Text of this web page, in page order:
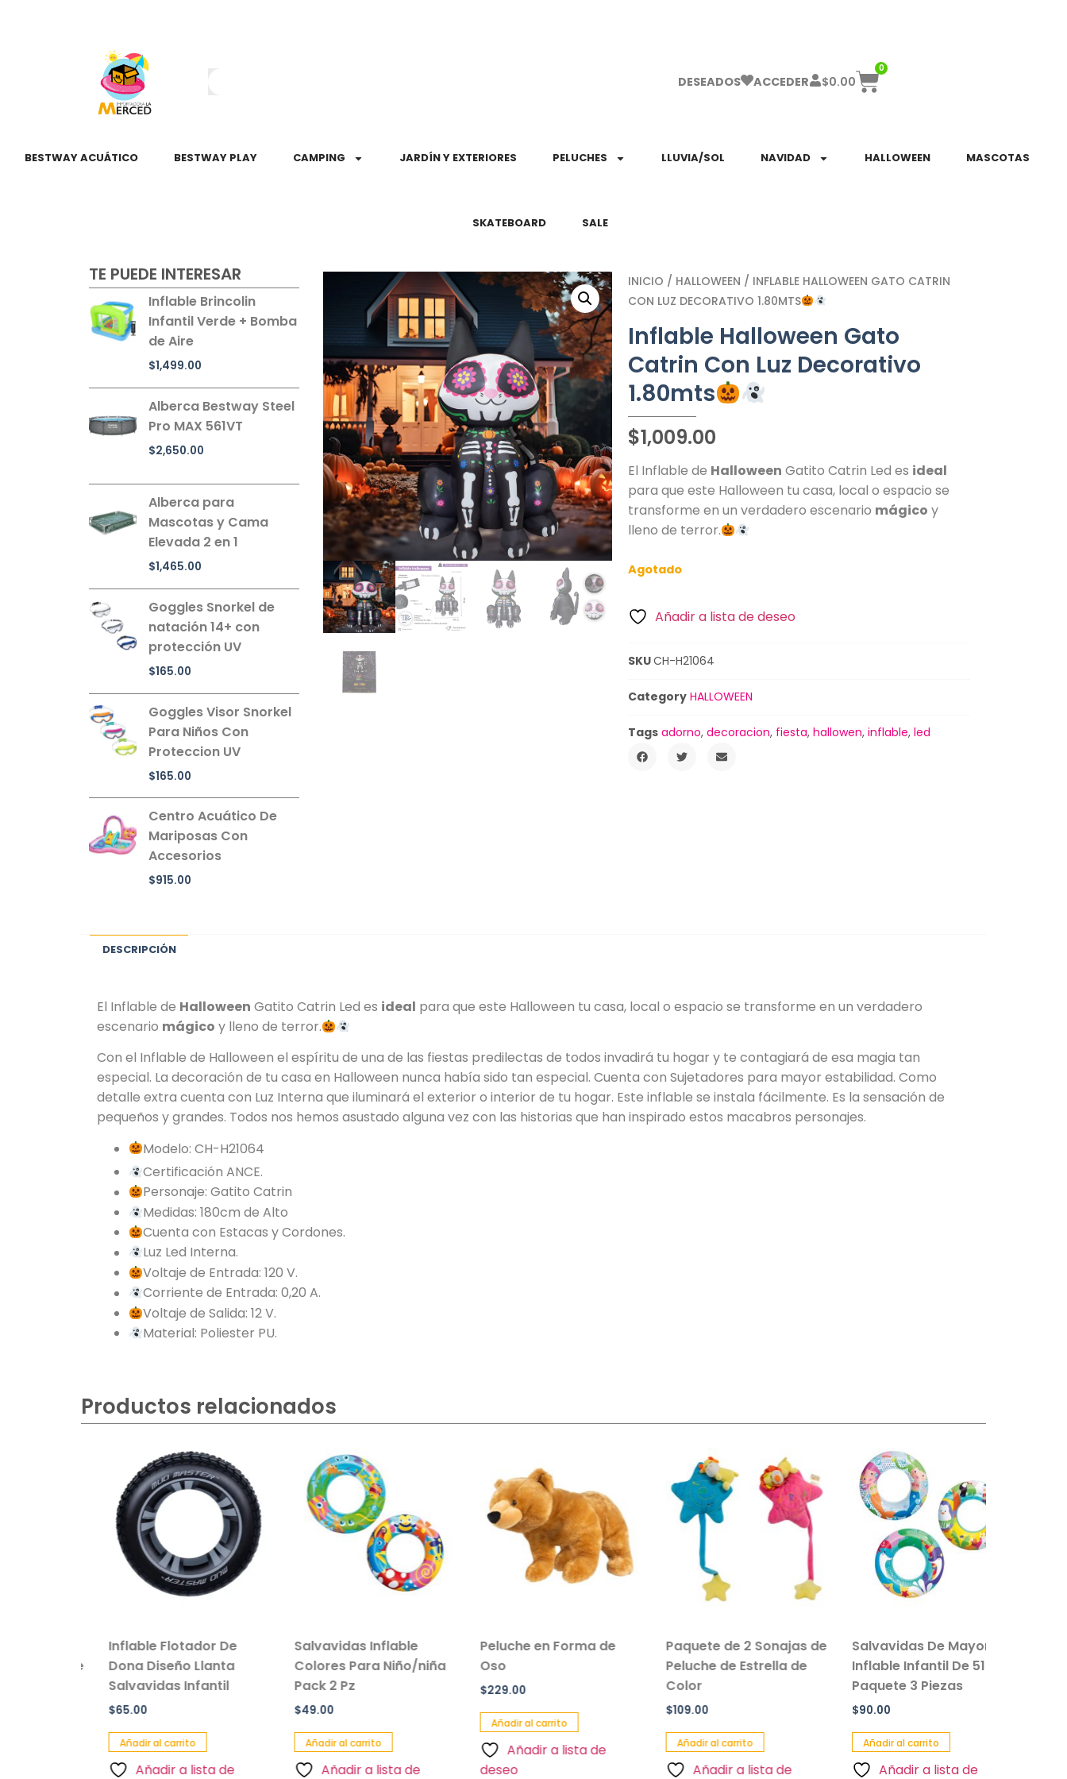
DESEADOS ACCEDER $0.00
0
BESTWAY ACUÁTICO BESTWAY PLAY CAMPING JARDÍN Y EXTERIORES PELUCHES LLUVIA/SOL NAVIDAD HALLOWEEN MASCOTAS
SKATEBOARD SALE
TE PUEDE INTERESAR
Inflable Brincolin
Infantil Verde + Bomba
de Aire
$1,499.00
Alberca Bestway Steel
Pro MAX 561VT
$2,650.00
Alberca para
Mascotas y Cama
Elevada 2 en 1
$1,465.00
Goggles Snorkel de
natación 14+ con
protección UV
$165.00
Goggles Visor Snorkel
Para Niños Con
Proteccion UV
$165.00
Centro Acuático De
Mariposas Con
Accesorios
$915.00
INICIO / HALLOWEEN / INFLABLE HALLOWEEN GATO CATRIN
CON LUZ DECORATIVO 1.80MTS
Inflable Halloween Gato
Catrin Con Luz Decorativo
1.80mts
$1,009.00
El Inflable de Halloween Gatito Catrin Led es ideal
para que este Halloween tu casa, local o espacio se
transforme en un verdadero escenario mágico y
lleno de terror.
Agotado
Añadir a lista de deseo
SKUCH-H21064
Category HALLOWEEN
Tags adorno,decoracion, fiesta,hallowen,inflable,led
DESCRIPCIÓN
El Inflable de Halloween Gatito Catrin Led es ideal para que este Halloween tu casa, local o espacio se transforme en un verdadero
escenario mágico y lleno de terror.
Con el Inflable de Halloween el espíritu de una de las fiestas predilectas de todos invadirá tu hogar y te contagiará de esa magia tan
especial. La decoración de tu casa en Halloween nunca había sido tan especial. Cuenta con Sujetadores para mayor estabilidad. Como
detalle extra cuenta con Luz Interna que iluminará el exterior o interior de tu hogar. Este inflable se instala fácilmente. Es la sensación de
pequeños y grandes. Todos nos hemos asustado alguna vez con las historias que han inspirado estos macabros personajes.
Modelo: CH-H21064
Certificación ANCE.
Personaje: Gatito Catrin
Medidas: 180cm de Alto
Cuenta con Estacas y Cordones.
Luz Led Interna.
Voltaje de Entrada: 120 V.
Corriente de Entrada: 0,20 A.
Voltaje de Salida: 12 V.
Material: Poliester PU.
Productos relacionados
Inflable Flotador De
Dona Diseño Llanta
Salvavidas Infantil
65.00
Añadir al carrito
Añadir a lista de
Salvavidas Inflable
Colores Para Niño/niña
Pack 2 Pz
49.00
Añadir al carrito
Añadir a lista de
Peluche en Forma de
229.00
Añadir al carrito
Añadir a lista de
deseo
Paquete de 2 Sonajas de
Peluche de Estrella de
Color
109.00
Añadir al carrito
Añadir a lista de
Salvavidas De Mayoreo
Inflable Infantil De 51 Cm
Paquete 3 Piezas
90.00
Añadir al carrito
Añadir a lista de